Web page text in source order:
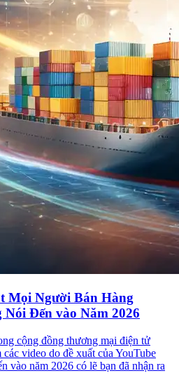
Mọi Người Bán Hàng
Đến vào Năm 2026
cộng đồng thương mại điện tử
video do đề xuất của YouTube
vào năm 2026 có lẽ bạn đã nhận ra